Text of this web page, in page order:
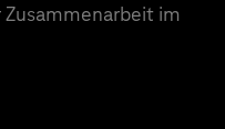
im